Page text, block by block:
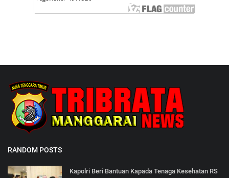
RANDOM POSTS
Kapolri Beri Bantuan Kapada Tenaga Kesehatan RS